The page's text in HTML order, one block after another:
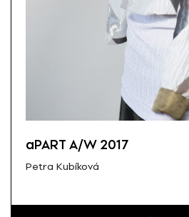
aPART A/W 2017
Petra Kubíková